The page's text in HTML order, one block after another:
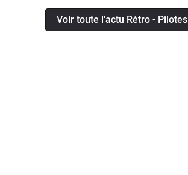
Voir toute l'actu Rétro -